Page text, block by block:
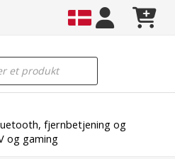
fjernbetjening og
og gaming